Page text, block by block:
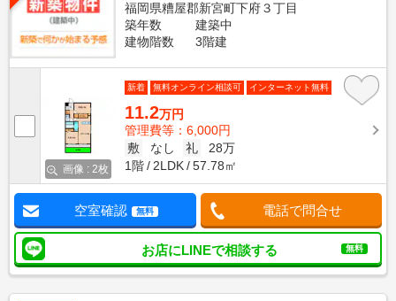
福岡県糟屋郡新宮町下府３丁目
築年数
建築中
建物階数
3階建
画像 : 2枚
新着 無料オンライン相談可 インターネット無料
11.2万円
管理費等：6,000円
敷
なし 礼
28万
1階
2LDK 57.78㎡
空室確認 無料 電話で問合せ
お店にLINEで相談する 無料